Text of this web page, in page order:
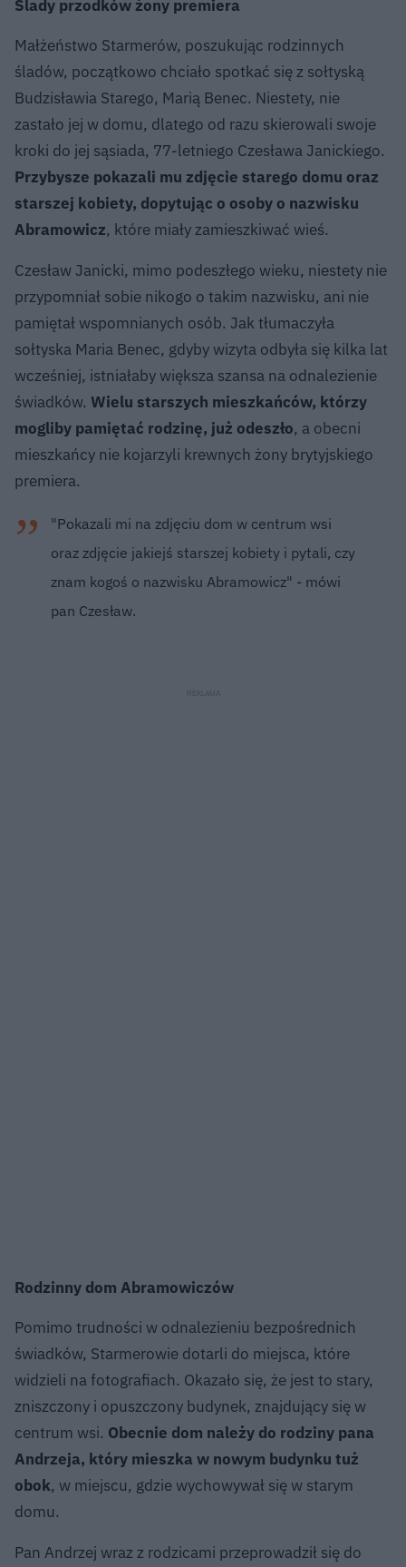
Ślady przodków żony premiera
Małżeństwo Starmerów, poszukując rodzinnych
śladów, początkowo chciało spotkać się z sołtyską
Budzisławia Starego, Marią Benec. Niestety, nie
zastało jej w domu, dlatego od razu skierowali swoje
kroki do jej sąsiada, 77-letniego Czesława Janickiego.
Przybysze pokazali mu zdjęcie starego domu oraz
starszej kobiety, dopytując o osoby o nazwisku
Abramowicz, które miały zamieszkiwać wieś.
Czesław Janicki, mimo podeszłego wieku, niestety nie
przypomniał sobie nikogo o takim nazwisku, ani nie
pamiętał wspomnianych osób. Jak tłumaczyła
sołtyska Maria Benec, gdyby wizyta odbyła się kilka lat
wcześniej, istniałaby większa szansa na odnalezienie
świadków. Wielu starszych mieszkańców, którzy
mogliby pamiętać rodzinę, już odeszło, a obecni
mieszkańcy nie kojarzyli krewnych żony brytyjskiego
premiera.
"Pokazali mi na zdjęciu dom w centrum wsi
oraz zdjęcie jakiejś starszej kobiety i pytali, czy
znam kogoś o nazwisku Abramowicz" - mówi
pan Czesław.
Rodzinny dom Abramowiczów
Pomimo trudności w odnalezieniu bezpośrednich
świadków, Starmerowie dotarli do miejsca, które
widzieli na fotografiach. Okazało się, że jest to stary,
zniszczony i opuszczony budynek, znajdujący się w
centrum wsi. Obecnie dom należy do rodziny pana
Andrzeja, który mieszka w nowym budynku tuż
obok, w miejscu, gdzie wychowywał się w starym
domu.
Pan Andrzej wraz z rodzicami przeprowadził się do